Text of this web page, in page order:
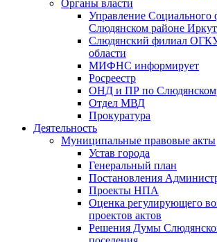
Органы власти
Управление Социального
Слюдянском районе
Слюдянский филиал
области
МИФНС информирует
Росреестр
ОНД и ПР по
Отдел МВД
Прокуратура
Деятельность
Муниципальные правовые акты
Устав города
Генеральный план
Постановления
Проекты НПА
Оценка регулирующего
проектов актов
Решения Думы